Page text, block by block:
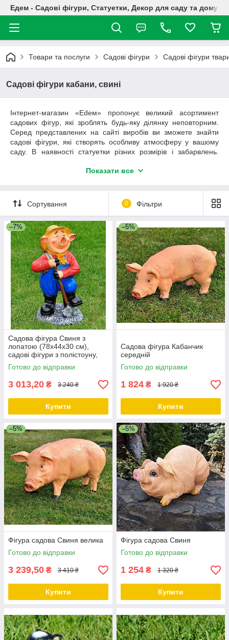
Едем - Садові фігури, Статуетки, Декор для саду та дому
Товари та послуги Садові фігури Садові фігури
Садові фігури кабани, свині
Інтернет-магазин «Edeм» пропонує великий асортимент
садових фігур, які зроблять будь-яку ділянку неповторним.
Серед представлених на сайті виробів ви зможете знайти
садові фігури, які створять особливу атмосферу у вашому
саду. В наявності статуетки різних розмірів і забарвлень.
Показати все
Сортування 0 Фільтри
–7%
Садова фігура Свиня з
лопатою (78х44х30 см),
садові фігури з полістоуну,
садово-паркові фігури
Готово до відправки
3 013,20 ₴ 3 240 ₴
Купити
–5%
Садова фігура Кабанчик
середній
Готово до відправки
1 824 ₴ 1 920 ₴
Купити
–5%
Фігура садова Свиня велика
Готово до відправки
3 239,50 ₴ 3 410 ₴
Купити
–5%
Фігура садова Свиня
Готово до відправки
1 254 ₴ 1 320 ₴
Купити